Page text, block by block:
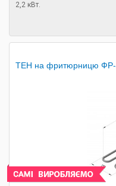
2,2 кВт.
ТЕН на фритюрницю